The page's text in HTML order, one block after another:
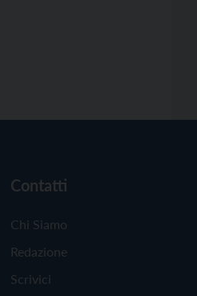
Contatti
Chi Siamo
Redazione
Scrivici